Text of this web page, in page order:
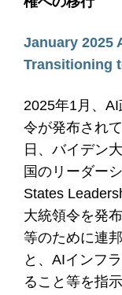
January 2025
Transitioning
2025年1月、
令が発布され
日、バイデン
国のリーダー
States
大統領令を発
等のために連
と、AIインフ
ること等を指